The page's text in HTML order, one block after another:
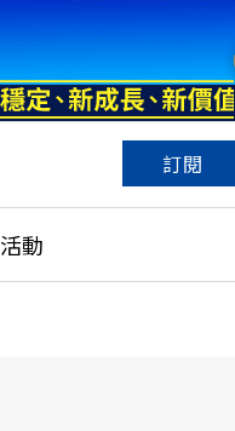
訂閱
活動
特色頻道